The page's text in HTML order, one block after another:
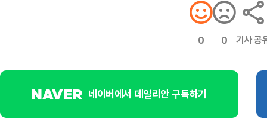
0 0 기사 공
네이버에서 데일리안 구독하기